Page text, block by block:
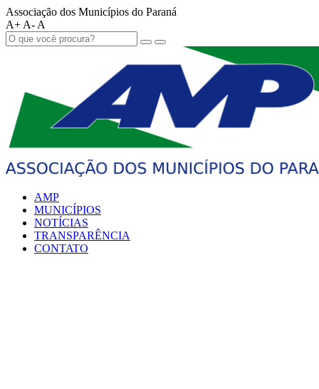
Associação dos Municípios do Paraná
A+ A- A
AMP
MUNICÍPIOS
NOTÍCIAS
TRANSPARÊNCIA
CONTATO